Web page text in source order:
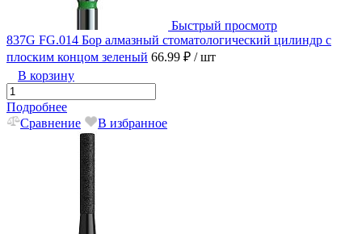
Быстрый просмотр
837G FG.014 Бор алмазный стоматологический цилиндр с
плоским концом зеленый 66.99 ₽ / шт
В корзину
Подробнее
Сравнение
В избранное